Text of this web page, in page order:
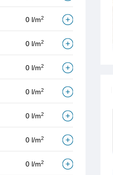
0 l/m2
0 l/m2
0 l/m2
0 l/m2
0 l/m2
0 l/m2
0 l/m2